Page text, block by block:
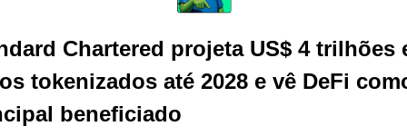
Chartered projeta US$ 4 trilhões
tokenizados até 2028 e vê DeFi
beneficiado